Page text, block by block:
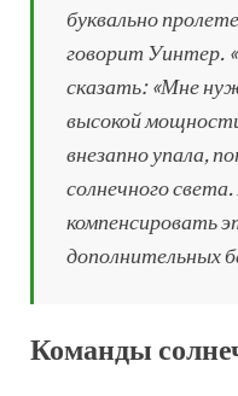
буквально
говорит
сказать: «Мне
высокой
внезапно упала,
солнечного
компенсировать
дополнительных
Команды